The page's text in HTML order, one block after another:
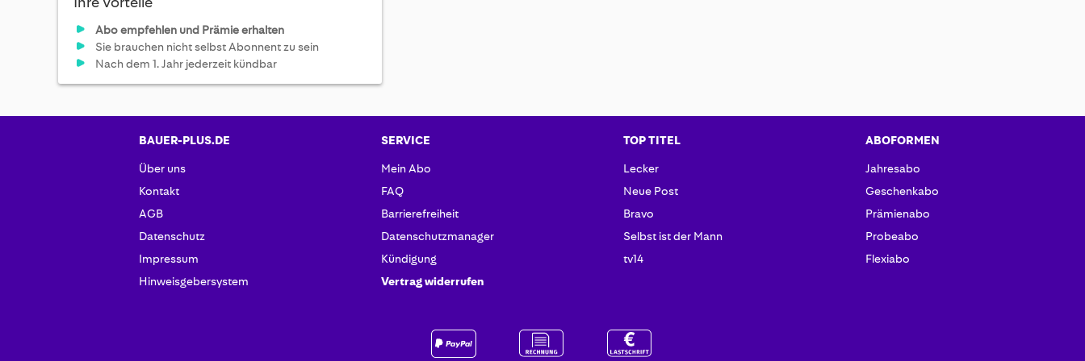
Abo empfehlen und Prämie erhalten
Sie brauchen nicht selbst Abonnent zu sein
Nach dem 1. Jahr jederzeit kündbar
BAUER-PLUS.DE
Über uns
Kontakt
AGB
Datenschutz
Impressum
Hinweisgebersystem
SERVICE
Mein Abo
FAQ
Barrierefreiheit
Datenschutzmanager
Kündigung
Vertrag widerrufen
TOP TITEL
Lecker
Neue Post
Bravo
Selbst ist der Mann
tv14
ABOFORMEN
Jahresabo
Geschenkabo
Prämienabo
Probeabo
Flexiabo